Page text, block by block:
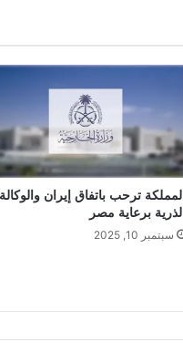
المملكة ترحب باتفاق إيران والوكالة
الذرية برعاية مصر
سبتمبر 10, 2025